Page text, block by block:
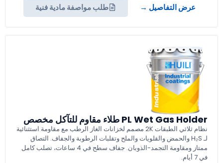
عرض التفاصيل → طلب مواصفة مادية فنية
PL Wet Gas Holder طلاء مقاوم للتآكل مخصص
نظام ثلاثي الطبقات 2K مصمم لخزانات الغاز الرطب مع مقاومة استثنائية
لـ H₂S والحمض والقلويات والملح وتقلبات الرطوبة والجفاف. التصاق
ممتاز ومقاومة التجمد-الذوبان. جفاف سطح في 4 ساعات، تصلب كامل
في 7 أيام.